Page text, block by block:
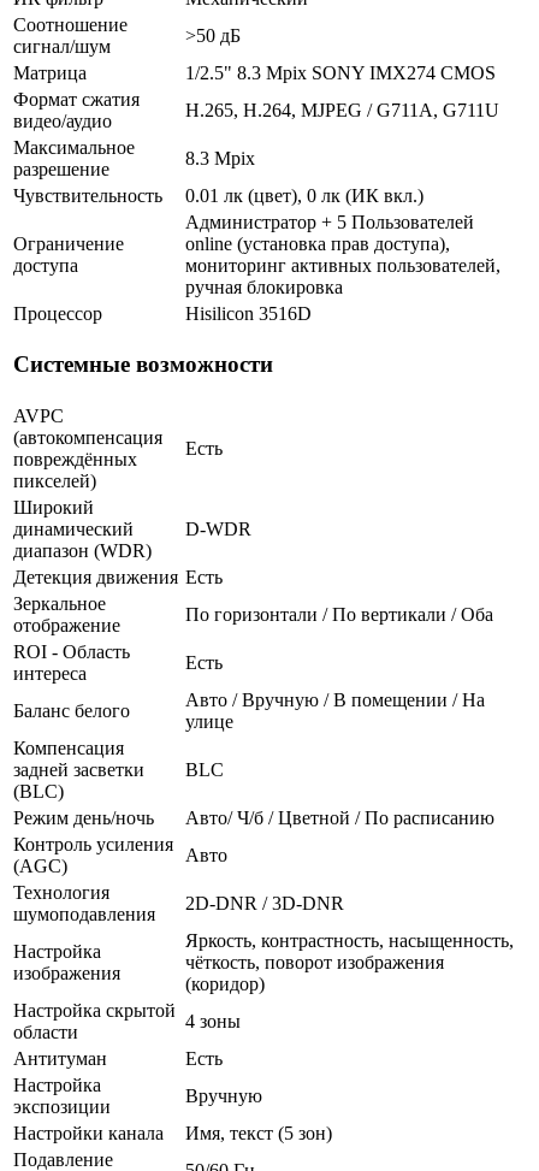
Соотношение
сигнал/шум
>50 дБ
Матрица
1/2.5" 8.3 Mpix SONY IMX274 CMOS
Формат сжатия
видео/аудио
H.265, H.264, MJPEG / G711A, G711U
Максимальное
разрешение
8.3 Mpix
Чувствительность
0.01 лк (цвет), 0 лк (ИК вкл.)
Ограничение
доступа
Администратор + 5 Пользователей
online (установка прав доступа),
мониторинг активных пользователей,
ручная блокировка
Процессор
Hisilicon 3516D
Системные возможности
AVPC
(автокомпенсация
повреждённых
пикселей)
Есть
Широкий
динамический
диапазон (WDR)
D-WDR
Детекция движения Есть
Зеркальное
отображение
По горизонтали / По вертикали / Оба
ROI - Область
интереса
Есть
Баланс белого
Авто / Вручную / В помещении / На
улице
Компенсация
задней засветки
(BLC)
BLC
Режим день/ночь
Авто/ Ч/б / Цветной / По расписанию
Контроль усиления
(AGC)
Авто
Технология
шумоподавления
2D-DNR / 3D-DNR
Настройка
изображения
Яркость, контрастность, насыщенность,
чёткость, поворот изображения
(коридор)
Настройка скрытой
области
4 зоны
Антитуман
Есть
Настройка
экспозиции
Вручную
Настройки канала
Имя, текст (5 зон)
Подавление